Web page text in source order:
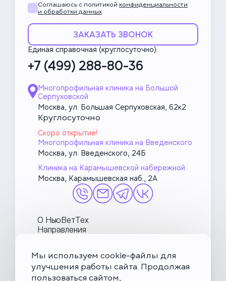
Соглашаюсь с политикой конфиденциальности
и обработки данных
ЗАКАЗАТЬ ЗВОНОК
Единая справочная (круглосуточно):
+7 (499) 288-80-36
Многопрофильная клиника на Большой
Серпуховской
Москва, ул. Большая Серпуховская, 62к2
Круглосуточно
Скоро открытие!
Многопрофильная клиника на Введенского
Москва, ул. Введенского, 24Б
Клиника на Карамышевской набережной
Москва, Карамышевская наб., 2А
О НьюВетТех
Направления
Акции и блог
МетаПетс
Мы используем cookie-файлы для
улучшения работы сайта. Продолжая
пользоваться сайтом,